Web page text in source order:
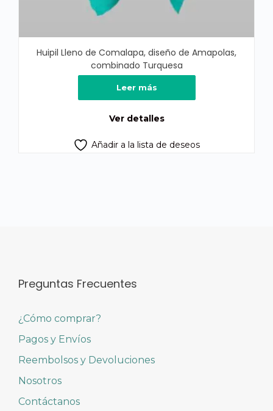
Huipil Lleno de Comalapa, diseño de Amapolas,
combinado Turquesa
Leer más
Ver detalles
Añadir a la lista de deseos
Preguntas Frecuentes
¿Cómo comprar?
Pagos y Envíos
Reembolsos y Devoluciones
Nosotros
Contáctanos